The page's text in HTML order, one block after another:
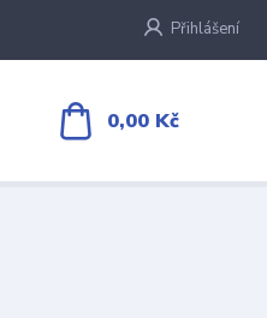
Přihlášení
0,00 Kč